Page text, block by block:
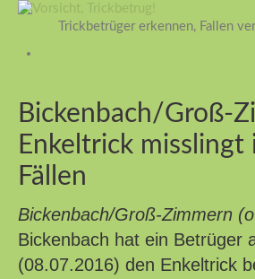
Trickbetrüger erkennen, Fallen
Bickenbach/Groß-
Enkeltrick misslingt
Fällen
Bickenbach/Groß-Zimmern
Bickenbach hat ein Betrüger
(08.07.2016) den Enkeltrick